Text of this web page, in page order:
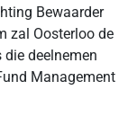
Bewaarder
zal Oosterloo de
deelnemen
Management